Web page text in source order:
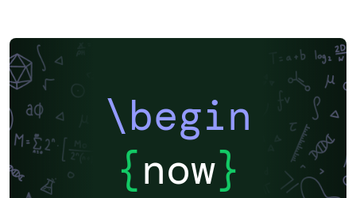
\begin
{now}